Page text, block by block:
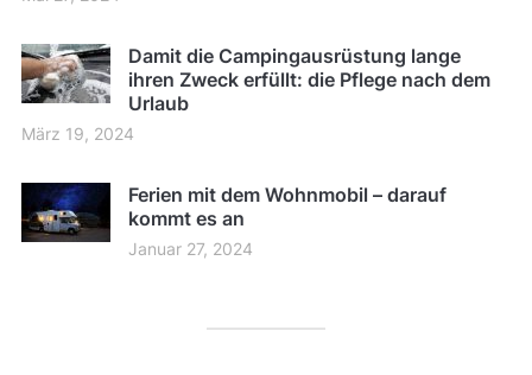
Damit die Campingausrüstung lange
ihren Zweck erfüllt: die Pflege nach dem
Urlaub
März 19, 2024
Ferien mit dem Wohnmobil – darauf
kommt es an
Januar 27, 2024